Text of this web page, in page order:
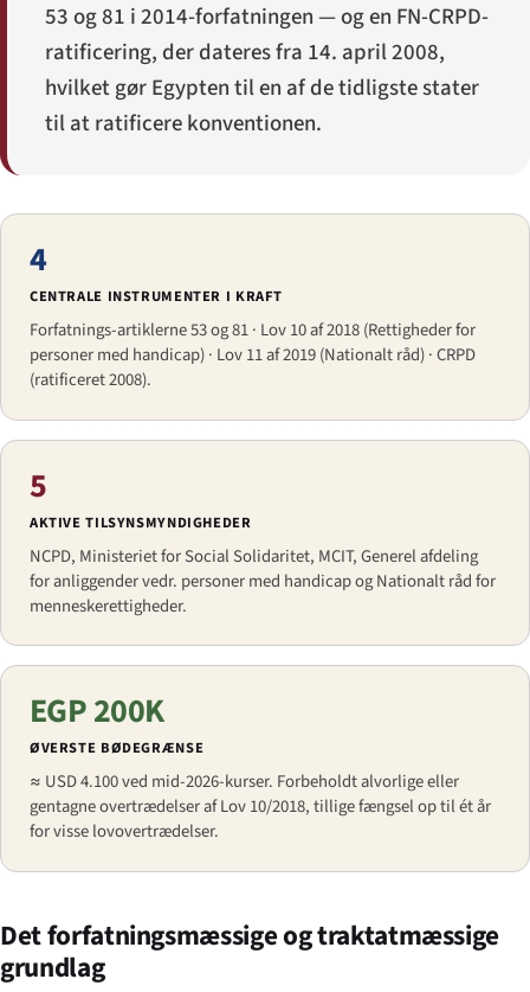
53 og 81 i 2014-forfatningen — og en FN-CRPD-
ratificering, der dateres fra 14. april 2008,
hvilket gør Egypten til en af de tidligste stater
til at ratificere konventionen.
4
CENTRALE INSTRUMENTER I KRAFT
Forfatnings-artiklerne 53 og 81 · Lov 10 af 2018 (Rettigheder for
personer med handicap) · Lov 11 af 2019 (Nationalt råd) · CRPD
(ratificeret 2008).
5
AKTIVE TILSYNSMYNDIGHEDER
NCPD, Ministeriet for Social Solidaritet, MCIT, Generel afdeling
for anliggender vedr. personer med handicap og Nationalt råd for
menneskerettigheder.
EGP 200K
ØVERSTE BØDEGRÆNSE
≈ USD 4.100 ved mid-2026-kurser. Forbeholdt alvorlige eller
gentagne overtrædelser af Lov 10/2018, tillige fængsel op til ét år
for visse lovovertrædelser.
Det forfatningsmæssige og traktatmæssige
grundlag